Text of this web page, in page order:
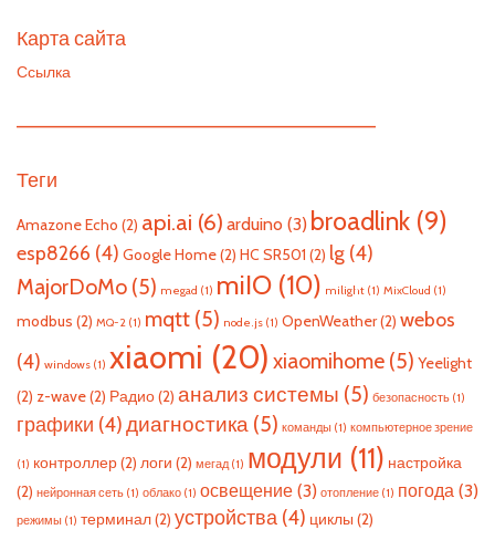
Карта сайта
Ссылка
—————————————————————————
Теги
Amazone Echo (2) api.ai (6) arduino (3) broadlink (9)
esp8266 (4) Google Home(2) HC SR501 (2) lg (4)
MajorDoMo (5) megad (1) miIO (10) milight (1) MixCloud (1)
modbus (2) MQ-2 (1) mqtt (5) node.js (1) OpenWeather(2) webos
(4) windows (1) xiaomi (20) xiaomihome (5) Yeelight
(2) z-wave(2) Радио(2) анализ системы (5) безопасность (1)
графики (4)диагностика (5) команды (1) компьютерное зрение
(1) контроллер(2) логи (2) мегад(1) модули (11) настройка
(2) нейронная сеть (1) облако (1) освещение (3) отопление (1) погода (3)
режимы (1) терминал(2) устройства (4) циклы (2)